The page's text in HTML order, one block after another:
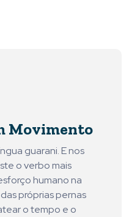
Movimento
guarani. E nos
o verbo mais
humano na
próprias pernas
o tempo e o